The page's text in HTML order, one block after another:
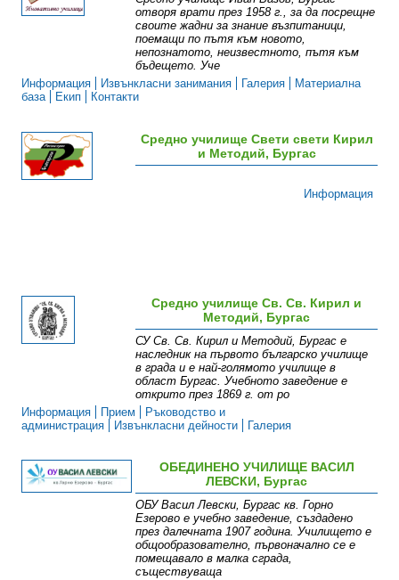
отворя врати през 1958 г., за да посрещне
своите жадни за знание възпитаници,
поемащи по пътя към новото,
непознатото, неизвестното, пътя към
бъдещето. Уче
Информация
Извънкласни зaнимания Галерия
Материална
база
Екип Контакти
Средно училище Свети свети Кирил
и Методий, Бургас
Информация
Средно училище Св. Св. Кирил и
Методий, Бургас
СУ Св. Св. Кирил и Методий, Бургас е
наследник на първото българско училище
в града и е най-голямото училище в
област Бургас. Учебното заведение е
открито през 1869 г. от ро
Информация
Прием
Ръководство и
администрация
Извънкласни дейности Галерия
ОБЕДИНЕНО УЧИЛИЩЕ ВАСИЛ
ЛЕВСКИ, Бургас
ОБУ Васил Левски, Бургас кв. Горно
Езерово е учебно заведение, създадено
през далечната 1907 година. Училището е
общообразователно, първоначално се е
помещавало в малка сграда,
съществуваща